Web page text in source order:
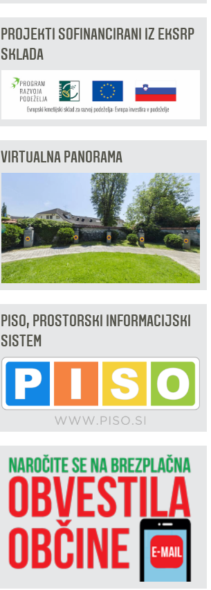
PROJEKTI SOFINANCIRANI IZ EKSRP
SKLADA
VIRTUALNA PANORAMA
PISO, PROSTORSKI INFORMACIJSKI
SISTEM